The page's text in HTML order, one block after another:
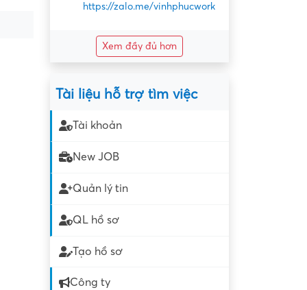
https://zalo.me/vinhphucwork
Xem đầy đủ hơn
Tài liệu hỗ trợ tìm việc
Tài khoản
New JOB
Quản lý tin
QL hồ sơ
Tạo hồ sơ
Công ty